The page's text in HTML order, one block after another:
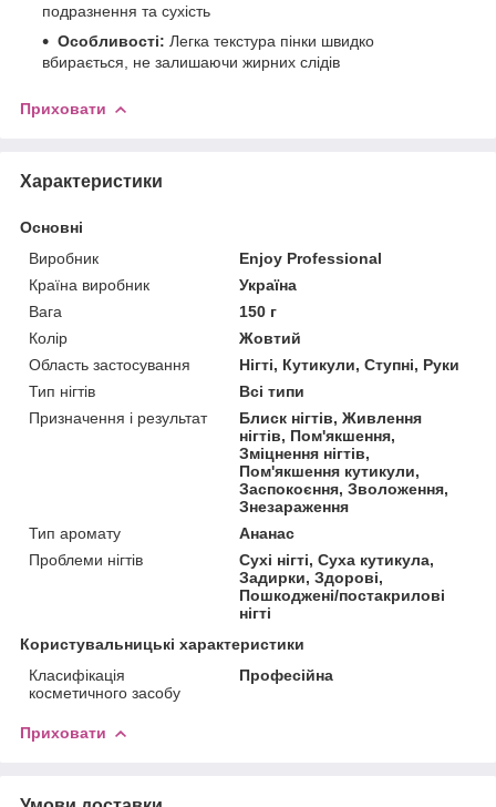
подразнення та сухість
Особливості: Легка текстура пінки швидко
вбирається, не залишаючи жирних слідів
Приховати
Характеристики
Основні
Виробник
Enjoy Professional
Країна виробник
Україна
Вага
150 г
Колір
Жовтий
Область застосування
Нігті, Кутикули, Ступні, Руки
Тип нігтів
Всі типи
Призначення і результат
Блиск нігтів, Живлення
нігтів, Пом'якшення,
Зміцнення нігтів,
Пом'якшення кутикули,
Заспокоєння, Зволоження,
Знезараження
Тип аромату
Ананас
Проблеми нігтів
Сухі нігті, Суха кутикула,
Задирки, Здорові,
Пошкоджені/постакрилові
нігті
Користувальницькі характеристики
Класифікація
косметичного засобу
Професійна
Приховати